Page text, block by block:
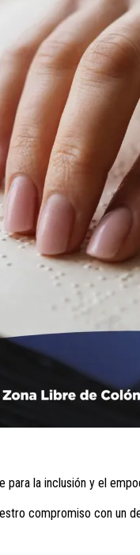
la inclusión y el
compromiso con un